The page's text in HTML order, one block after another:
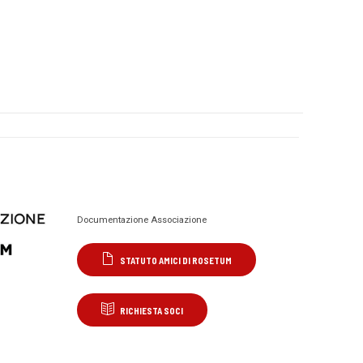
Documentazione Associazione
STATUTO AMICI DI ROSETUM
RICHIESTA SOCI